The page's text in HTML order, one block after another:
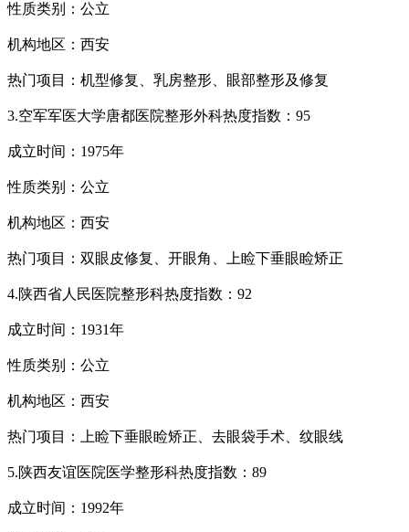
性质类别：公立
机构地区：西安
热门项目：机型修复、乳房整形、眼部整形及修复
3.空军军医大学唐都医院整形外科热度指数：95
成立时间：1975年
性质类别：公立
机构地区：西安
热门项目：双眼皮修复、开眼角、上睑下垂眼睑矫正
4.陕西省人民医院整形科热度指数：92
成立时间：1931年
性质类别：公立
机构地区：西安
热门项目：上睑下垂眼睑矫正、去眼袋手术、纹眼线
5.陕西友谊医院医学整形科热度指数：89
成立时间：1992年